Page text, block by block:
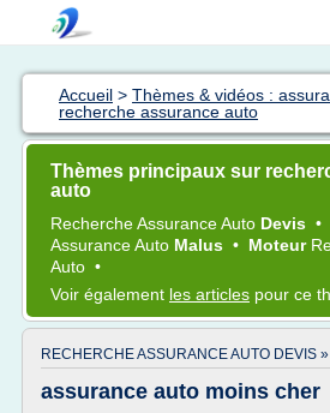
Accueil > Thèmes & vidéos :
recherche assurance auto
Thèmes principaux sur
auto
Recherche Assurance Auto Devis •
Assurance Auto Malus • Moteur
Auto •
Voir également les articles pour ce
RECHERCHE ASSURANCE AUTO DEVIS »
assurance auto moins cher